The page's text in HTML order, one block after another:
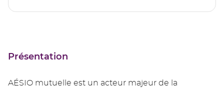
Présentation
AÉSIO mutuelle est un acteur majeur de la